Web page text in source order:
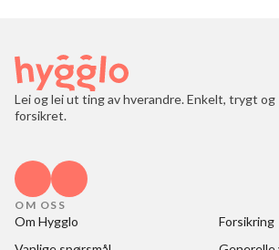
Lei og lei ut ting av hverandre. Enkelt, trygt og
forsikret.
OM OSS
Om Hygglo
Forsikring